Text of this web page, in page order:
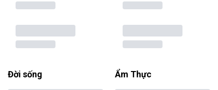
Đời sống Ẩm Thực